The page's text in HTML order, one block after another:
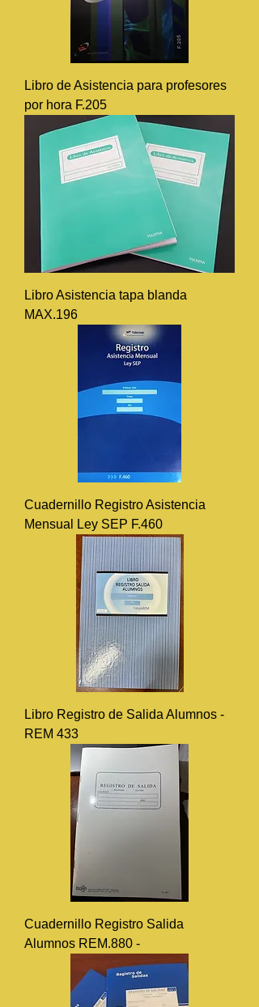
Libro de Asistencia para profesores
por hora F.205
Libro Asistencia tapa blanda
MAX.196
Cuadernillo Registro Asistencia
Mensual Ley SEP F.460
Libro Registro de Salida Alumnos -
REM 433
Cuadernillo Registro Salida
Alumnos REM.880 -